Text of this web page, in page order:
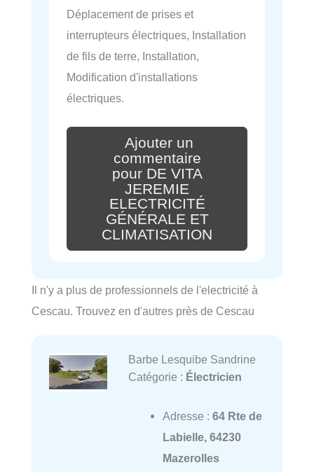
Déplacement de prises et
interrupteurs électriques, Installation
de fils de terre, Installation,
Modification d'installations
électriques.
Ajouter un
commentaire
pour DE VITA
JEREMIE
ELECTRICITÉ
GÉNÉRALE ET
CLIMATISATION
Il n'y a plus de professionnels de l'electricité à
Cescau. Trouvez en d'autres près de Cescau
Barbe Lesquibe Sandrine
Catégorie : Électricien
Adresse : 64 Rte de
Labielle, 64230
Mazerolles